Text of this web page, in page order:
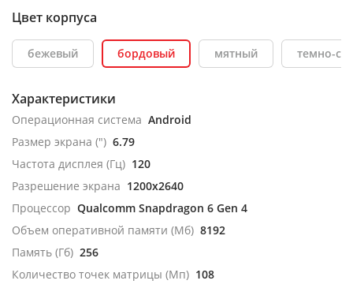
Цвет корпуса
бежевый бордовый мятный темно-
Характеристики
Операционная система Android
Размер экрана (") 6.79
Частота дисплея (Гц) 120
Разрешение экрана 1200x2640
Процессор Qualcomm Snapdragon 6 Gen 4
Объем оперативной памяти (Мб) 8192
Память (Гб) 256
Количество точек матрицы (Мп) 108